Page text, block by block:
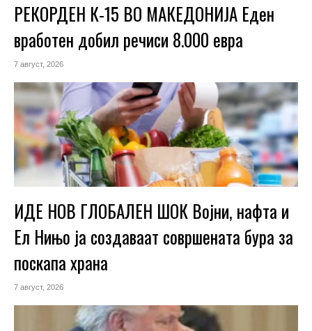
РЕКОРДЕН К-15 ВО МАКЕДОНИЈА Еден
вработен добил речиси 8.000 евра
7 август, 2026
ИДЕ НОВ ГЛОБАЛЕН ШОК Војни, нафта и
Ел Нињо ја создаваат совршената бура за
поскапа храна
7 август, 2026